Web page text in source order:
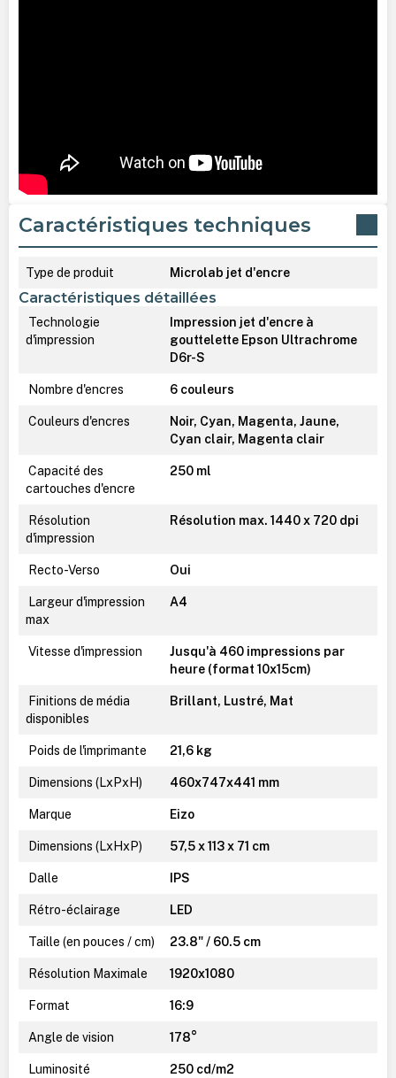
Caractéristiques techniques
Type de produit Microlab jet d'encre
Caractéristiques détaillées
Technologie
d'impression
Impression jet d'encre à
gouttelette Epson Ultrachrome
D6r-S
Nombre d'encres 6 couleurs
Couleurs d'encres
Noir, Cyan, Magenta, Jaune,
Cyan clair, Magenta clair
Capacité des
cartouches d'encre
250 ml
Résolution
d'impression
Résolution max. 1440 x 720 dpi
Recto-Verso Oui
Largeur d'impression
max
A4
Vitesse d'impression
Jusqu'à 460 impressions par
heure (format 10x15cm)
Finitions de média
disponibles
Brillant, Lustré, Mat
Poids de l'imprimante 21,6 kg
Dimensions (LxPxH) 460x747x441 mm
Marque Eizo
Dimensions (LxHxP) 57,5 x 113 x 71 cm
Dalle IPS
Rétro-éclairage LED
Taille (en pouces / cm) 23.8" / 60.5 cm
Résolution Maximale 1920x1080
Format 16:9
Angle de vision 178°
Luminosité 250 cd/m2